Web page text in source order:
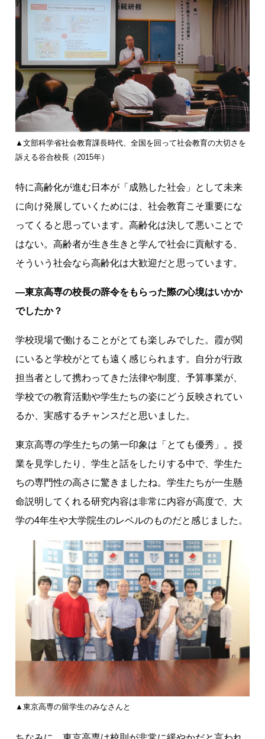
▲文部科学省社会教育課長時代、全国を回って社会教育の大切さを
訴える谷合校長（2015年）
特に高齢化が進む日本が「成熟した社会」として未来
に向け発展していくためには、社会教育こそ重要にな
ってくると思っています。高齢化は決して悪いことで
はない。高齢者が生き生きと学んで社会に貢献する、
そういう社会なら高齢化は大歓迎だと思っています。
―東京高専の校長の辞令をもらった際の心境はいかか
でしたか？
学校現場で働けることがとても楽しみでした。霞が関
にいると学校がとても遠く感じられます。自分が行政
担当者として携わってきた法律や制度、予算事業が、
学校での教育活動や学生たちの姿にどう反映されてい
るか、実感するチャンスだと思いました。
東京高専の学生たちの第一印象は「とても優秀」。授
業を見学したり、学生と話をしたりする中で、学生た
ちの専門性の高さに驚きましたね。学生たちが一生懸
命説明してくれる研究内容は非常に内容が高度で、大
学の4年生や大学院生のレベルのものだと感じました。
▲東京高専の留学生のみなさんと